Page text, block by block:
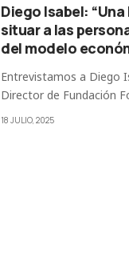
Diego Isabel:
situar a las
del modelo
Entrevistamos a Diego
Director de Fundación
18 JULIO, 2025